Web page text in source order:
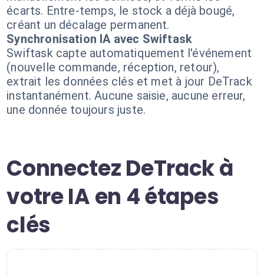
écarts. Entre-temps, le stock a déjà bougé,
créant un décalage permanent.
Synchronisation IA avec Swiftask
Swiftask capte automatiquement l'événement
(nouvelle commande, réception, retour),
extrait les données clés et met à jour DeTrack
instantanément. Aucune saisie, aucune erreur,
une donnée toujours juste.
Connectez DeTrack à
votre IA en 4 étapes
clés